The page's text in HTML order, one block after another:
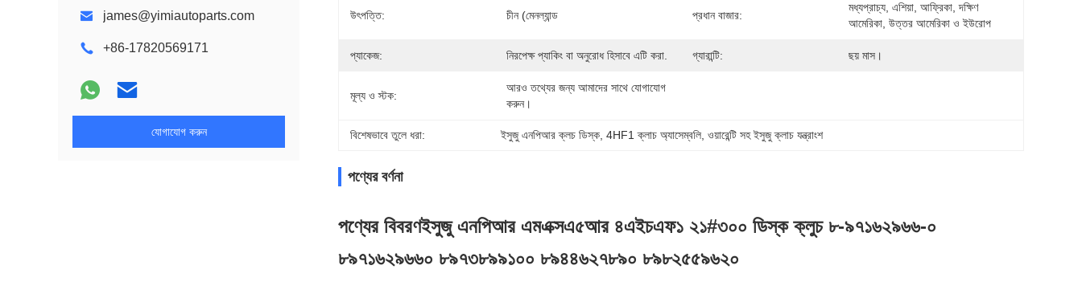
james@yimiautoparts.com
+86-17820569171
যোগাযোগ করুন
উৎপত্তি: চীন (মেনল্যান্ড প্রধান বাজার:
মধ্যপ্রাচ্য, এশিয়া, আফ্রিকা, দক্ষিণ
আমেরিকা, উত্তর আমেরিকা ও ইউরোপ
প্যাকেজ: নিরপেক্ষ প্যাকিং বা অনুরোধ হিসাবে এটি করা. গ্যারান্টি: ছয় মাস।
মূল্য ও স্টক:
আরও তথ্যের জন্য আমাদের সাথে যোগাযোগ
করুন।
বিশেষভাবে তুলে ধরা: ইসুজু এনপিআর ক্লচ ডিস্ক , 4HF1 ক্লাচ অ্যাসেম্বলি , ওয়ারেন্টি সহ ইসুজু ক্লাচ যন্ত্রাংশ
পণ্যের বর্ণনা
পণ্যের বিবরণইসুজু এনপিআর এমএক্সএ৫আর ৪এইচএফ১ ২১#৩০০ ডিস্ক ক্লুচ ৮-৯৭১৬২৯৬৬-০
৮৯৭১৬২৯৬৬০ ৮৯৭৩৮৯৯১০০ ৮৯৪৪৬২৭৮৯০ ৮৯৮২৫৫৯৬২০